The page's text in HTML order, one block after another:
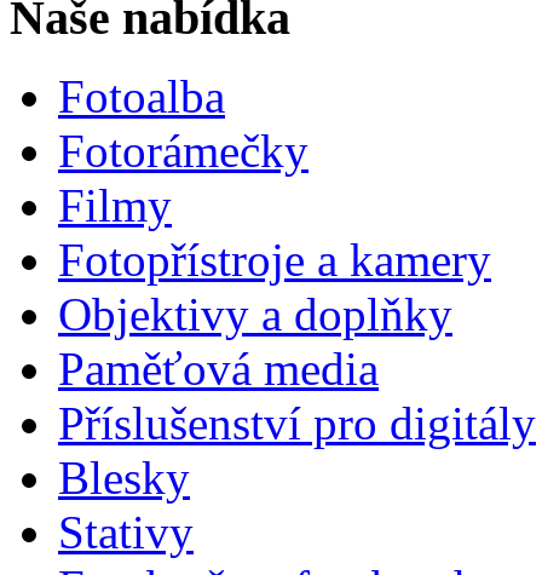
Naše nabídka
Fotoalba
Fotorámečky
Filmy
Fotopřístroje a kamery
Objektivy a doplňky
Paměťová media
Příslušenství pro digitály
Blesky
Stativy